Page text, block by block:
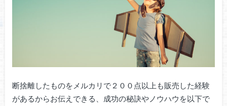
断捨離したものをメルカリで２００点以上も販売した経験
があるからお伝えできる、成功の秘訣やノウハウを以下で